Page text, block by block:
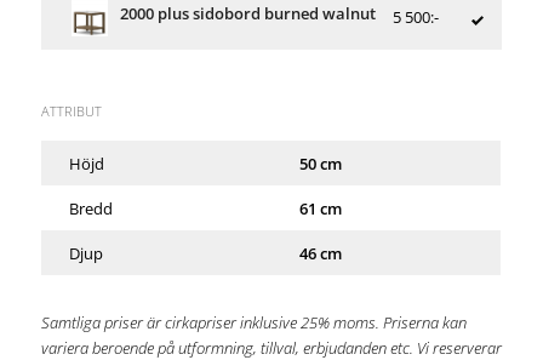
2000 plus sidobord burned walnut 5 500:-
ATTRIBUT
Höjd 50 cm
Bredd 61 cm
Djup 46 cm
Samtliga priser är cirkapriser inklusive 25% moms. Priserna kan
variera beroende på utformning, tillval, erbjudanden etc. Vi reserverar